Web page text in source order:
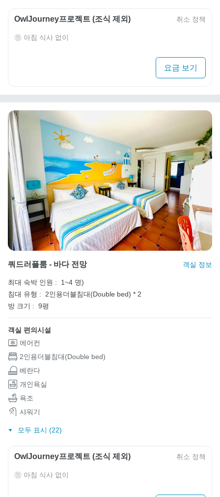
OwlJourney프로젝트 (조식 제외) 취소 정책
아침 식사 없이
요금 보기
쿼드러플룸 - 바다 전망 객실 정보
최대 숙박 인원 :
1~4 명)
침대 유형 : 2인용더블침대(Double bed) * 2
방 크기 : 9평
객실 편의시설
에어컨
2인용더블침대(Double bed)
베란다
개인욕실
욕조
샤워기
모두 표시 (22)
OwlJourney프로젝트 (조식 제외) 취소 정책
아침 식사 없이